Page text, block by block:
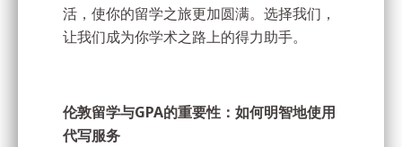
活，使你的留学之旅更加圆满。选择我们，
让我们成为你学术之路上的得力助手。
伦敦留学与GPA的重要性：如何明智地使用
代写服务